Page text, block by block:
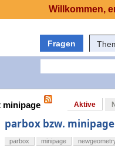
Fragen
minipage Aktive
parbox bzw.
parbox minipage
Willkommen,